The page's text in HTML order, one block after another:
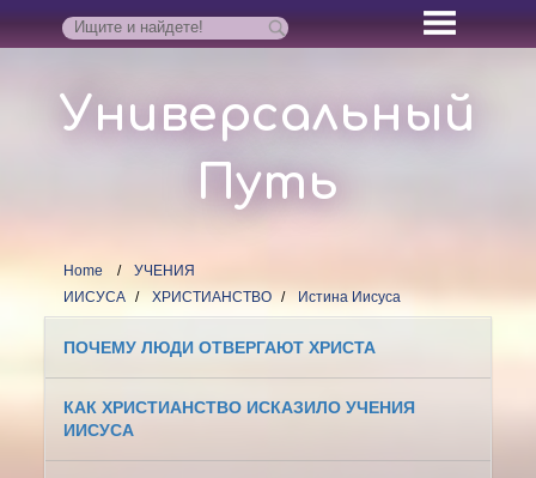
Универсальный
Путь
Home
УЧЕНИЯ
ИИСУСА
ХРИСТИАНСТВО Истина Иисуса
ПОЧЕМУ ЛЮДИ ОТВЕРГАЮТ ХРИСТА
КАК ХРИСТИАНСТВО ИСКАЗИЛО УЧЕНИЯ
ИИСУСА